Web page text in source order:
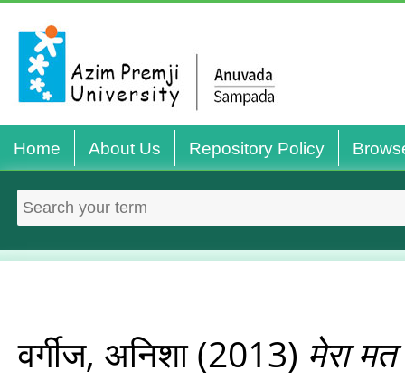
Home About Us Repository Policy
वर्गीज, अनिशा(2013) मेरा मत